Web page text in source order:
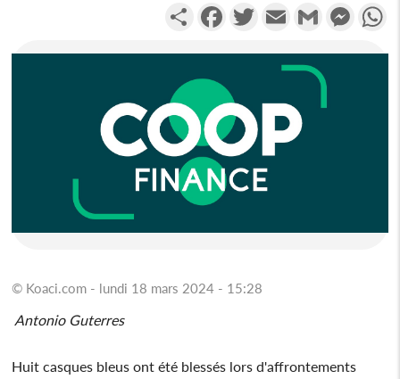
PartagerFacebookTwitterEmail Gmail
© Koaci.com - lundi 18 mars 2024 - 15:28
Antonio Guterres
Huit casques bleus ont été blessés lors d'affrontements